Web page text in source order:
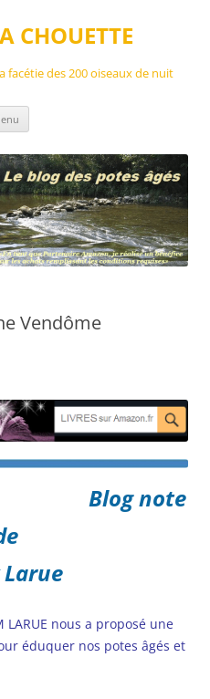
CHOUETTE
facétie des 200 oiseaux de nuit
Vendôme
Blog note
nous a proposé une
éduquer nos potes âgés et